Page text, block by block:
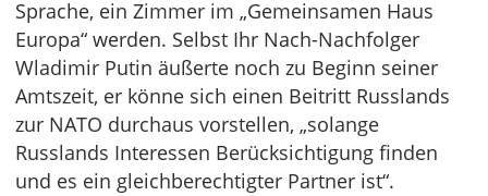
Sprache, ein Zimmer im „Gemeinsamen Haus
Europa“ werden. Selbst Ihr Nach-Nachfolger
Wladimir Putin äußerte noch zu Beginn seiner
Amtszeit, er könne sich einen Beitritt Russlands
zur NATO durchaus vorstellen, „solange
Russlands Interessen Berücksichtigung finden
und es ein gleichberechtigter Partner ist“.